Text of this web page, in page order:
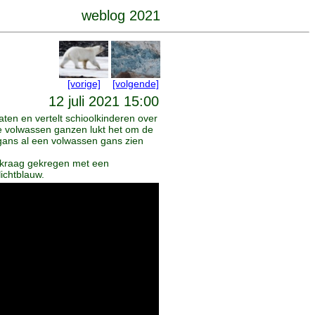
weblog 2021
[vorige] [volgende]
12 juli 2021 15:00
en vertelt schioolkinderen over
ganzen lukt het om de
al een volwassen gans zien
gekregen met een